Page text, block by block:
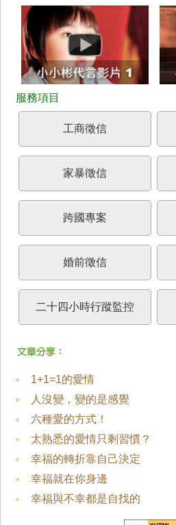
工商徵信
家暴徵信
跨國專案
婚前徵信
二十四小時行蹤監控
1+1=1的愛情
人沒變，變的是感覺
六種愛的方式！
太熟悉的愛情只剩習慣？
幸福的轉折靠自己決定
幸福就在你身邊
幸福與不幸都是自找的